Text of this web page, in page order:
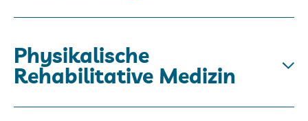
Physikalische
Rehabilitative Medizin